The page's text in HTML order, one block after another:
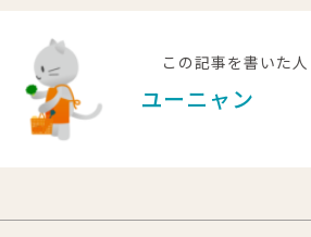
この記事を書いた人
ユーニャン